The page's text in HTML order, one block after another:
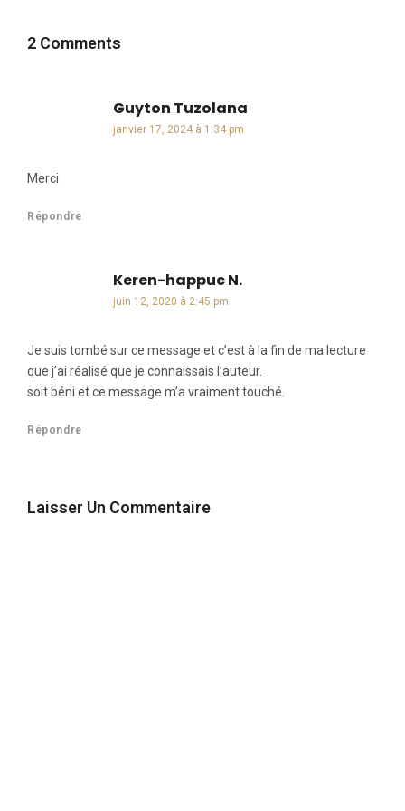
2 Comments
Guyton Tuzolana
janvier 17, 2024 à 1:34 pm
Merci
Répondre
Keren-happuc N.dit :
juin 12, 2020 à 2:45 pm
Je suis tombé sur ce message et c’est à la fin de ma lecture
que j’ai réalisé que je connaissais l’auteur.
soit béni et ce message m’a vraiment touché.
Répondre
Laisser Un Commentaire